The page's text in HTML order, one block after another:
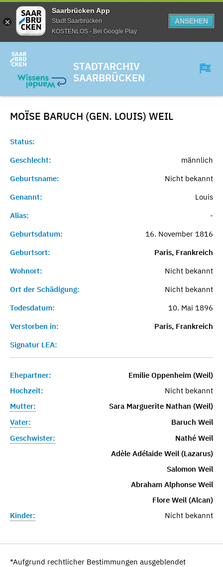
Saarbrücken App
Stadt Saarbrücken
KOSTENLOS - Bei Google Play
ANSEHEN
STADTARCHIV
SAARBRÜCKEN
MOÏSE BARUCH (GEN. LOUIS) WEIL
Status:
Geschlecht:
männlich
Geburtsname:
Nicht bekannt
Genannt:
Louis
Alias:
-
Geburtsdatum:
16. November 1816
Geburtsort:
Paris, Frankreich
Wohnort:
Nicht bekannt
Ort der Schädigung:
Nicht bekannt
Todesdatum:
10. Mai 1896
Verstorben in:
Paris, Frankreich
Signatur LEA:
Ehepartner:
Emilie Oppenheim (Weil)
Hochzeit:
Nicht bekannt
Mutter:
Sara Marguerite Nathan (Weil)
Vater:
Baruch Weil
Geschwister:
Nathé Weil
Adèle Adélaide Weil (Lazarus)
Salomon Weil
Abraham Alphonse Weil
Flore Weil (Alcan)
Kinder:
Nicht bekannt
*Aufgrund rechtlicher Bestimmungen ausgeblendet